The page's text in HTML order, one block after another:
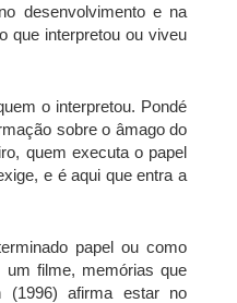
desenvolvimento e na
que interpretou ou viveu
o interpretou. Pondé
sobre o âmago do
quem executa o papel
e é aqui que entra a
papel ou como
filme, memórias que
(1996) afirma estar no